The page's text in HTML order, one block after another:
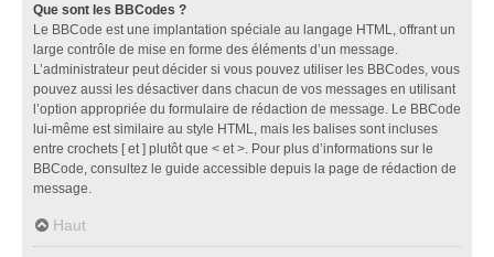
Que sont les BBCodes ?
Le BBCode est une implantation spéciale au langage HTML, offrant un
large contrôle de mise en forme des éléments d’un message.
L’administrateur peut décider si vous pouvez utiliser les BBCodes, vous
pouvez aussi les désactiver dans chacun de vos messages en utilisant
l’option appropriée du formulaire de rédaction de message. Le BBCode
lui-même est similaire au style HTML, mais les balises sont incluses
entre crochets [ et ] plutôt que < et >. Pour plus d’informations sur le
BBCode, consultez le guide accessible depuis la page de rédaction de
message.
Haut